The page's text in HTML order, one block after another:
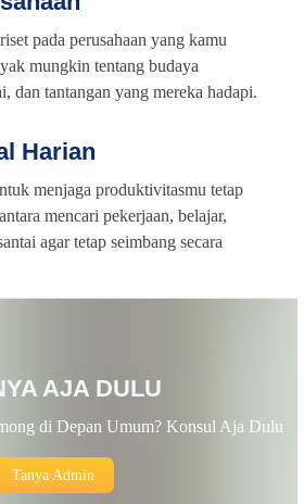
pada perusahaan yang kamu
mungkin tentang budaya
dan tantangan yang mereka hadapi.
Harian
menjaga produktivitasmu tetap
mencari pekerjaan, belajar,
agar tetap seimbang secara
AJA DULU
di Depan Umum? Konsul Aja Dulu
Tanya Admin